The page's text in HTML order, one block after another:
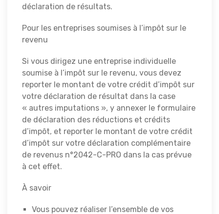
déclaration de résultats.
Pour les entreprises soumises à l’impôt sur le
revenu
Si vous dirigez une entreprise individuelle
soumise à l’impôt sur le revenu, vous devez
reporter le montant de votre crédit d’impôt sur
votre déclaration de résultat dans la case
« autres imputations », y annexer le formulaire
de déclaration des réductions et crédits
d’impôt, et reporter le montant de votre crédit
d’impôt sur votre déclaration complémentaire
de revenus n°2042-C-PRO dans la cas prévue
à cet effet.
À savoir
Vous pouvez réaliser l’ensemble de vos